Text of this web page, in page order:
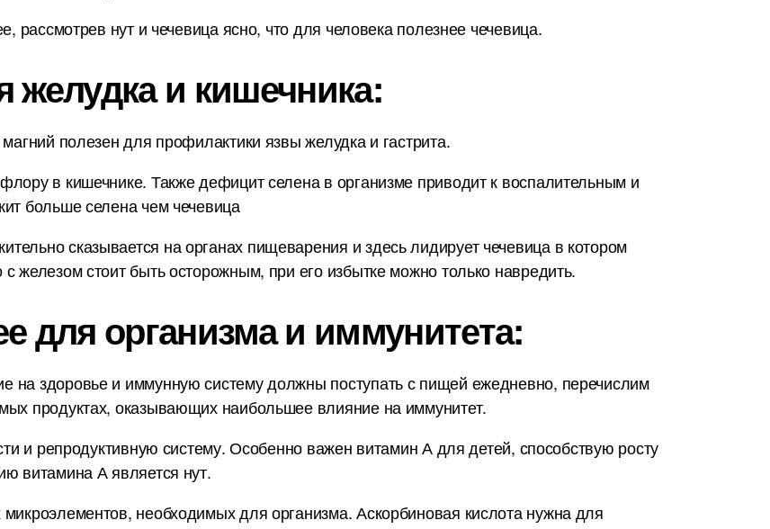
рассмотрев нут и чечевица ясно, что для человека полезнее чечевица.
желудка и кишечника:
полезен для профилактики язвы желудка и гастрита.
в кишечнике. Также дефицит селена в организме приводит к воспалительным и
больше селена чем чечевица
сказывается на органах пищеварения и здесь лидирует чечевица в котором
стоит быть осторожным, при его избытке можно только навредить.
для организма и иммунитета:
на здоровье и иммунную систему должны поступать с пищей ежедневно, перечислим
продуктах, оказывающих наибольшее влияние на иммунитет.
и репродуктивную систему. Особенно важен витамин А для детей, способствую росту
витамина А является нут.
необходимых для организма. Аскорбиновая кислота нужна для